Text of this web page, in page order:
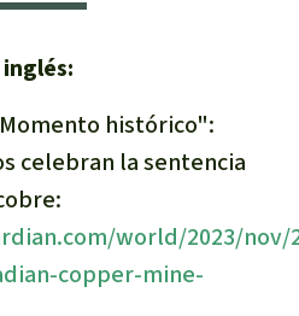
histórico":
celebran la sentencia
world/2023/nov/
copper-mine-